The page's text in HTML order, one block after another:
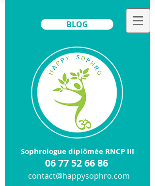
BLOG
Sophrologue diplômée RNCP III
​0677 52 66 86
contact@happysophro.com